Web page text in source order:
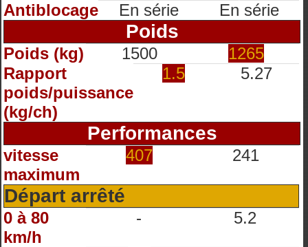
Antiblocage
En série En série
Poids
Poids (kg) 1500
1265
Rapport
poids/puissance
(kg/ch)
1.5 5.27
Performances
vitesse
maximum
407 241
Départ arrêté
0 à 80
km/h
- 5.2